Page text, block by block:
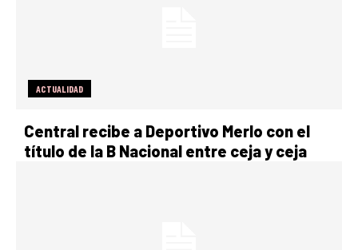
ACTUALIDAD
Central recibe a Deportivo Merlo con el
título de la B Nacional entre ceja y ceja